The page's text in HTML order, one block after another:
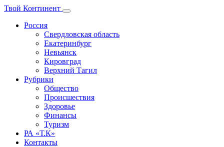
Твой Континент
Россия
Свердловская область
Екатеринбург
Невьянск
Кировград
Верхний Тагил
Рубрики
Общество
Происшествия
Здоровье
Финансы
Туризм
РА «Т.К»
Контакты